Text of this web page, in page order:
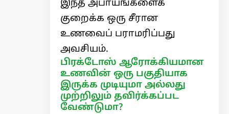
இந்த அபாயங்களைக்
குறைக்க ஒரு சீரான
உணவைப் பராமரிப்பது
அவசியம்.
பிரக்டோஸ் ஆரோக்கியமான
உணவின் ஒரு பகுதியாக
இருக்க முடியுமா அல்லது
முற்றிலும் தவிர்க்கப்பட
வேண்டுமா?